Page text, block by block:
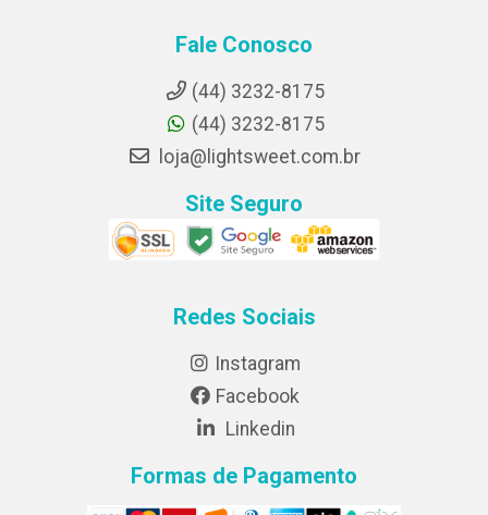
Fale Conosco
(44) 3232-8175
(44) 3232-8175
loja@lightsweet.com.br
Site Seguro
Redes Sociais
Instagram
Facebook
Linkedin
Formas de Pagamento